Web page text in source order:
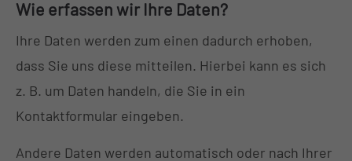
+44 1234 567 890
info@yourdomain.com
About us
Lorem ipsum dolor sit amet, consectetuer
Wie erfassen wir Ihre Daten?
Ihre Daten werden zum einen dadurch erhoben,
dass Sie uns diese mitteilen. Hierbei kann es sich
z. B. um Daten handeln, die Sie in ein
Kontaktformular eingeben.
Andere Daten werden automatisch oder nach Ihrer